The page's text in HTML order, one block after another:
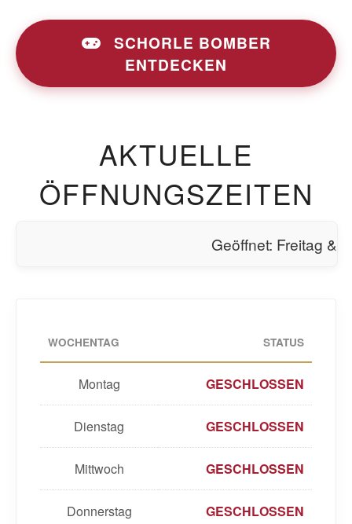
SCHORLE BOMBER
ENTDECKEN
AKTUELLE
ÖFFNUNGSZEITEN
Geöffnet: Freitag & Samstag 17-
WOCHENTAG STATUS
Montag GESCHLOSSEN
Dienstag GESCHLOSSEN
Mittwoch GESCHLOSSEN
Donnerstag GESCHLOSSEN